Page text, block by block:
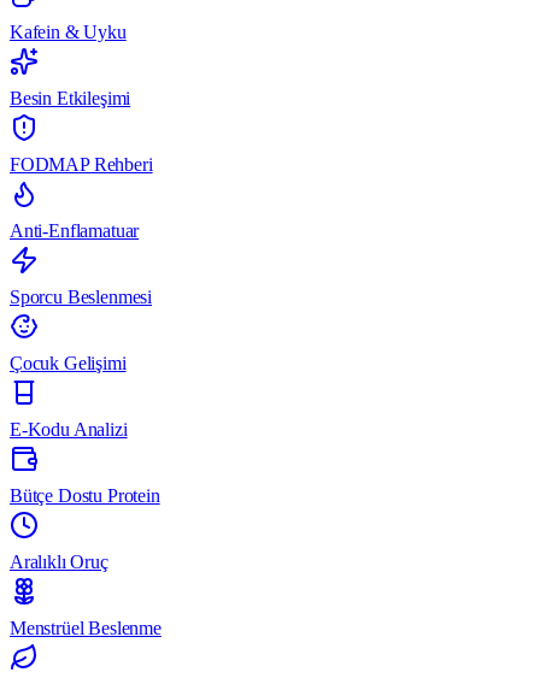
Kafein & Uyku
Besin Etkileşimi
FODMAP Rehberi
Anti-Enflamatuar
Sporcu Beslenmesi
Çocuk Gelişimi
E-Kodu Analizi
Bütçe Dostu Protein
Aralıklı Oruç
Menstrüel Beslenme